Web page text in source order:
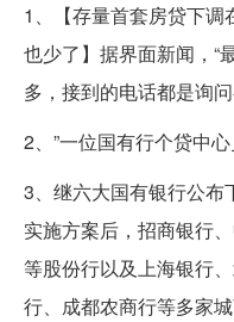
1、【存量首套房贷下调
也少了】据界面新闻，“
多，接到的电话都是询
2、”一位国有行个贷中心
3、继六大国有银行公布
实施方案后，招商银行
等股份行以及上海银行
行、成都农商行等多家